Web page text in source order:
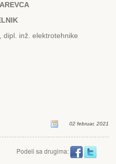
dipl. inž. elektrotehnike
02 februar, 2021
Podeli sa drugima: